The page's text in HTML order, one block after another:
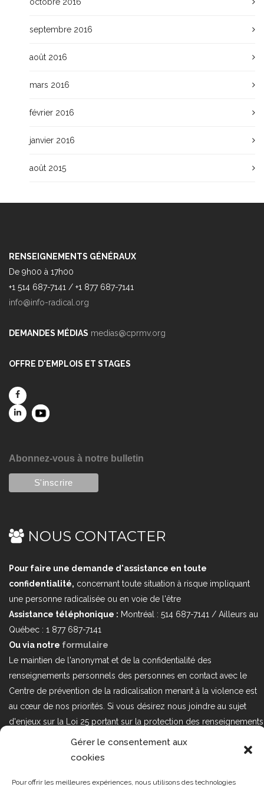
Gérer le consentement aux
cookies
Pour offrir les meilleures expériences, nous utilisons des technologies
septembre 2016
août 2016
mars 2016
février 2016
janvier 2016
août 2015
RENSEIGNEMENTS GÉNÉRAUX
De 9h00 à 17h00
+1 514 687-7141 / +1 877 687-7141
info@info-radical.org
DEMANDES MÉDIAS medias@cprmv.org
OFFRE D'EMPLOIS ET STAGES
Abonnez-vous à notre bulletin
NOUS CONTACTER
Pour faire une demande d'assistance en toute
confidentialité, concernant toute situation à risque impliquant
une personne radicalisée ou en voie de l'être
Assistance téléphonique : Montréal : 514 687-7141 / Ailleurs au
Québec : 1 877 687-7141
Ou via notre formulaire
Le maintien de l'anonymat et de la confidentialité des
renseignements personnels des personnes en contact avec le
Centre de prévention de la radicalisation menant à la violence est
au cœur de nos priorités. Si vous désirez nous joindre au sujet
d'enjeux sur la Loi 25 portant sur la protection des renseignements
personnels dans le secteur privé, veuillez communiquer avec
nous à l'adresse courriel suivant : loi25@cprmv.org Pour en savoir